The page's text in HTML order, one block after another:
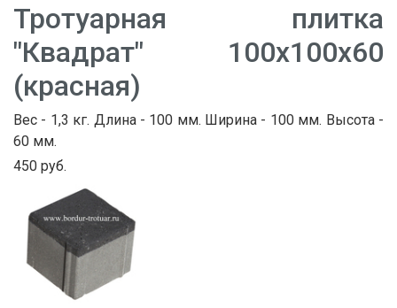
Тротуарная плитка
"Квадрат" 100х100х60
(красная)
Вес - 1,3 кг. Длина - 100 мм. Ширина - 100 мм. Высота -
60 мм.
450 руб.